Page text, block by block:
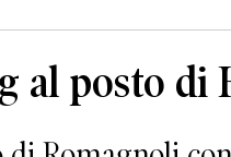
al posto di